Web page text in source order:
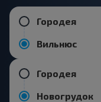
Городея
Вильнюс
Городея
Новогрудок